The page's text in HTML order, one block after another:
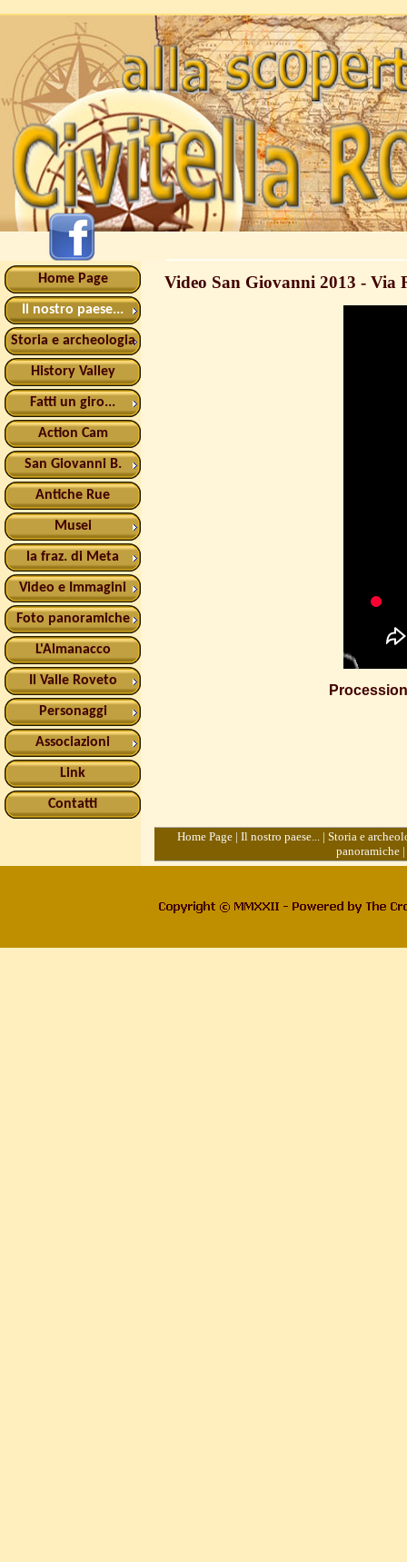
Home Page
Il nostro paese...
Storia e archeologia
History Valley
Fatti un giro...
Action Cam
San Giovanni B.
Antiche Rue
Musei
la fraz. di Meta
Video e Immagini
Foto panoramiche
L'Almanacco
Il Valle Roveto
Personaggi
Associazioni
Link
Contatti
Video San Giovanni 2013 - Via
Home Page | Il nostro paese... | Storia e
panoramiche|